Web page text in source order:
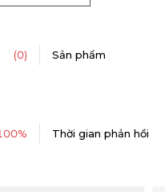
(0) Sản phẩm
Thời gian phản hồi